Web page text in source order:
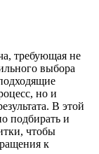
требующая не
выбора
но и
В этой
подбирать и
чтобы
к